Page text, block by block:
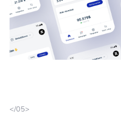
</05>